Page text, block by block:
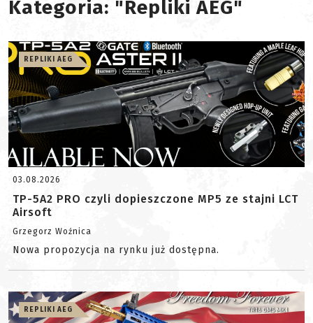
Kategoria: "Repliki AEG"
REPLIKI AEG
03.08.2026
TP-5A2 PRO czyli dopieszczone MP5 ze stajni LCT
Airsoft
Grzegorz Woźnica
Nowa propozycja na rynku już dostępna.
REPLIKI AEG